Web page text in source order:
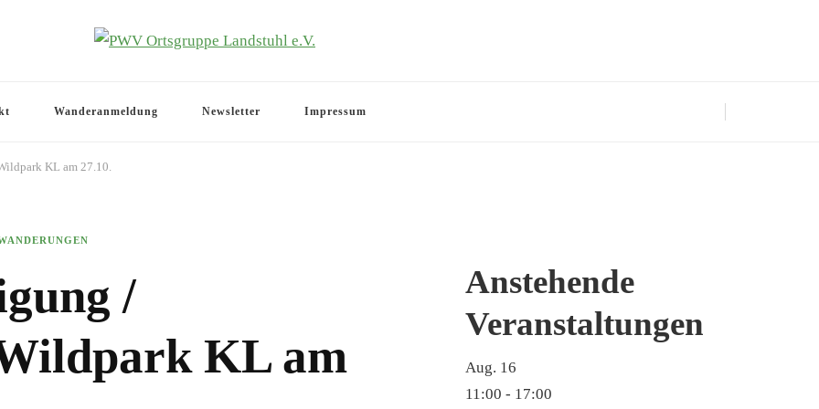
Wanderanmeldung Newsletter Impressum
KL am 27.10.
/
KL am
Anstehende
Veranstaltungen
Aug. 16
11:00 - 17:00